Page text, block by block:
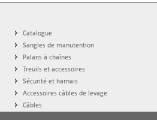
Catalogue
Sangles de manutention
Palans à chaînes
Treuils et accessoires
Sécurité et harnais
Accessoires câbles de levage
Câbles